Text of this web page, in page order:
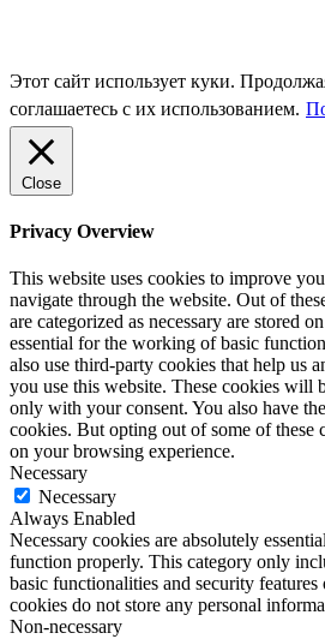
Этот сайт использует куки.
соглашаетесь с их использованием.
Close
Privacy Overview
This website uses cookies to improve
navigate through the website. Out of
are categorized as necessary are stored
essential for the working of basic
also use third-party cookies that help us
you use this website. These cookies will
only with your consent. You also have
cookies. But opting out of some of these
on your browsing experience.
Necessary
Necessary
Always Enabled
Necessary cookies are absolutely
function properly. This category only
basic functionalities and security features
cookies do not store any personal
Non-necessary